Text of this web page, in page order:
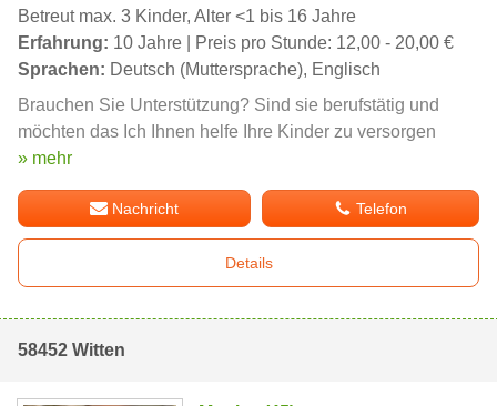
Betreut max. 3 Kinder, Alter <1 bis 16 Jahre
Erfahrung: 10 Jahre | Preis pro Stunde: 12,00 - 20,00 €
Sprachen: Deutsch (Muttersprache), Englisch
Brauchen Sie Unterstützung? Sind sie berufstätig und
möchten das Ich Ihnen helfe Ihre Kinder zu versorgen
» mehr
Nachricht Telefon
Details
58452 Witten